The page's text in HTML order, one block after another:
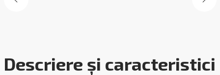
Descriere și caracteristici